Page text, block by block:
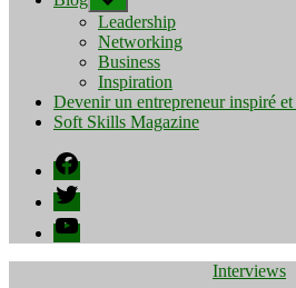
le
sous-
menu
Leadership
Networking
Business
Inspiration
Devenir un entrepreneur inspiré
Soft Skills Magazine
Facebook
Twitter
YouTube
Interviews